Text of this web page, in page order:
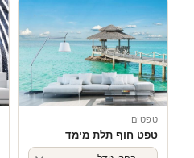
טפטים
טפט חוף תלת מימד